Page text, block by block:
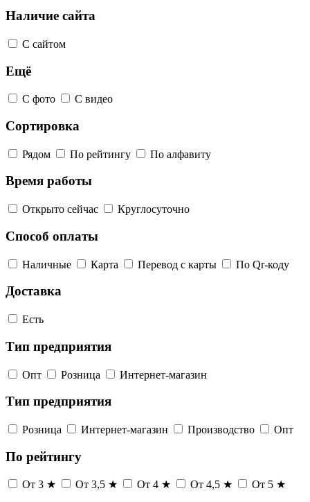
Наличие сайта
С сайтом
Ещё
С фото С видео
Сортировка
Рядом По рейтингу По алфавиту
Время работы
Открыто сейчас Круглосуточно
Способ оплаты
Наличные Карта Перевод с карты По Qr-коду
Доставка
Есть
Тип предприятия
Опт Розница Интернет-магазин
Тип предприятия
Розница Интернет-магазин Производство Опт
По рейтингу
От 3 ★ От 3,5 ★ От 4 ★ От 4,5 ★ От 5 ★